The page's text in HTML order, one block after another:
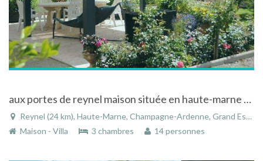
aux portes de reynel maison située en haute-marne à l'extérieur du village
Reynel (24 km), Haute-Marne, Champagne-Ardenne, Grand Est, France
Maison - Villa
3 chambres 14 personnes